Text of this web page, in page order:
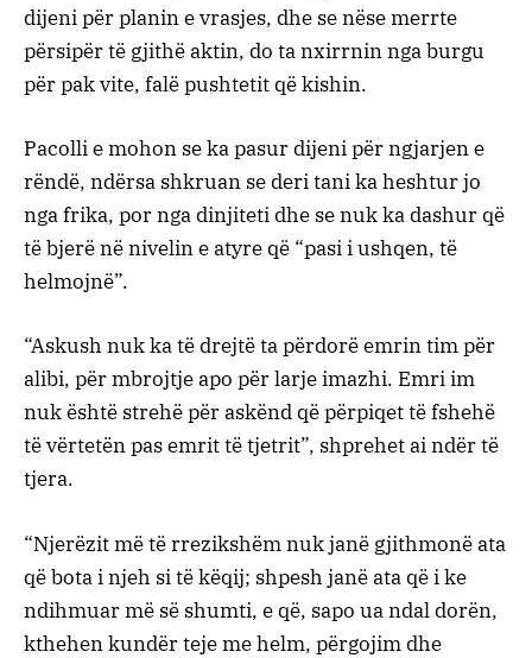
dijeni për planin e vrasjes, dhe se nëse merrte
përsipër të gjithë aktin, do ta nxirrnin nga burgu
për pak vite, falë pushtetit që kishin.
Pacolli e mohon se ka pasur dijeni për ngjarjen e
rëndë, ndërsa shkruan se deri tani ka heshtur jo
nga frika, por nga dinjiteti dhe se nuk ka dashur që
të bjerë në nivelin e atyre që “pasi i ushqen, të
helmojnë”.
“Askush nuk ka të drejtë ta përdorë emrin tim për
alibi, për mbrojtje apo për larje imazhi. Emri im
nuk është strehë për askënd që përpiqet të fshehë
të vërtetën pas emrit të tjetrit”, shprehet ai ndër të
tjera.
“Njerëzit më të rrezikshëm nuk janë gjithmonë ata
që bota i njeh si të këqij; shpesh janë ata që i ke
ndihmuar më së shumti, e që, sapo ua ndal dorën,
kthehen kundër teje me helm, përgojim dhe